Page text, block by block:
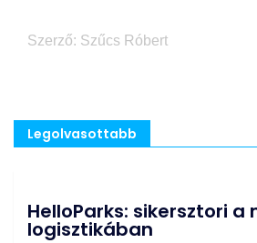
Szerző: Szűcs Róbert
Legolvasottabb
HelloParks: sikersztori a
logisztikában